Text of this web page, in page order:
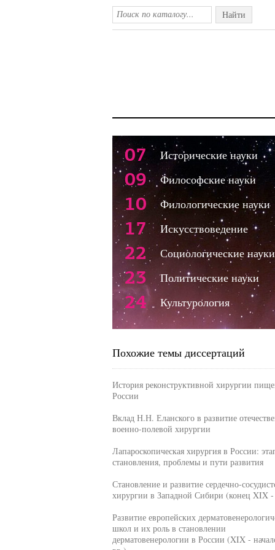
Найти
07 Исторические науки
09 Философские науки
10 Филологические науки
17 Искусствоведение
22 Социологические науки
23 Политические науки
24 Культурология
Похожие темы диссертаций
История реконструктивной хирургии
России
Вклад Н.Н. Еланского в развитие
военно-полевой хирургии
Лапароскопическая хирургия в России:
становления, проблемы и пути развития
Становление и развитие сердечно-
хирургии в Западной Сибири (конец XIX
Развитие европейских
школ и их роль в становлении
дерматовенерологии в России (XIX -